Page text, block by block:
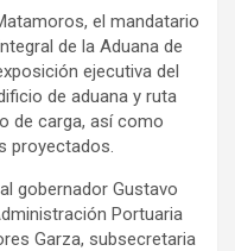
el mandatario
de la Aduana de
ejecutiva del
de aduana y ruta
de carga, así como
proyectados.
gobernador Gustavo
Portuaria
Garza, subsecretaria